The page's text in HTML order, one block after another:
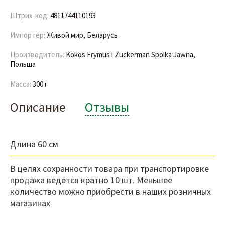
Штрих-код: 4811744110193
Импортер: Живой мир, Беларусь
Производитель: Kokos Frymus i Zuckerman Spolka Jawna,
Польша
Масса: 300 г
Описание Отзывы
Длина 60 см
В целях сохранности товара при транспортировке
продажа ведется кратно 10 шт. Меньшее
количество можно приобрести в наших розничных
магазинах